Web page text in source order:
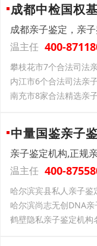
成都中检国权
成都亲子鉴定，亲
温主任 400-
攀枝花市7个合法司法
内江市6个合法司法亲
南充市8家合法精选亲
中量国鉴亲子
亲子鉴定机构,正规
温主任 400-
哈尔滨宾县私人亲子鉴
鹤壁隐私亲子鉴定机